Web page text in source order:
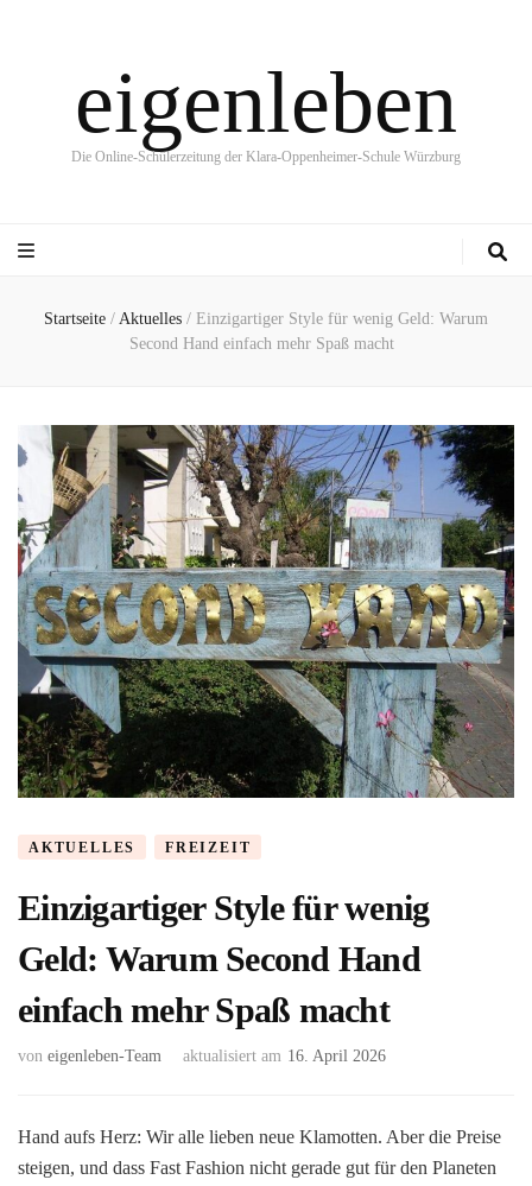
eigenleben
Die Online-Schülerzeitung der Klara-Oppenheimer-Schule Würzburg
Startseite / Aktuelles / Einzigartiger Style für wenig Geld: Warum
Second Hand einfach mehr Spaß macht
AKTUELLES FREIZEIT
Einzigartiger Style für wenig
Geld: Warum Second Hand
einfach mehr Spaß macht
von eigenleben-Team aktualisiert am 16. April 2026
Hand aufs Herz: Wir alle lieben neue Klamotten. Aber die Preise
steigen, und dass Fast Fashion nicht gerade gut für den Planeten